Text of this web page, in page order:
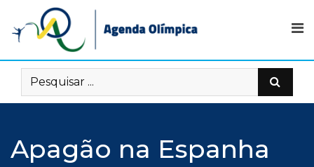
content
Apagão na Espanha